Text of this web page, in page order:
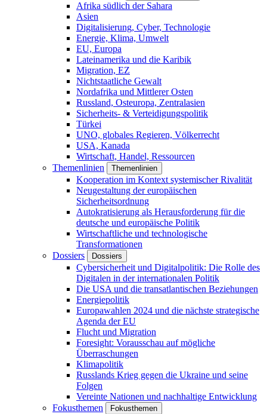
Afrika südlich der Sahara
Asien
Digitalisierung, Cyber, Technologie
Energie, Klima, Umwelt
EU, Europa
Lateinamerika und die Karibik
Migration, EZ
Nichtstaatliche Gewalt
Nordafrika und Mittlerer Osten
Russland, Osteuropa, Zentralasien
Sicherheits- & Verteidigungspolitik
Türkei
UNO, globales Regieren, Völkerrecht
USA, Kanada
Wirtschaft, Handel, Ressourcen
Themenlinien
Themenlinien
Kooperation im Kontext systemischer Rivalität
Neugestaltung der europäischen
Sicherheitsordnung
Autokratisierung als Herausforderung für die
deutsche und europäische Politik
Wirtschaftliche und technologische
Transformationen
Dossiers
Dossiers
Cybersicherheit und Digitalpolitik: Die Rolle des
Digitalen in der internationalen Politik
Die USA und die transatlantischen Beziehungen
Energiepolitik
Europawahlen 2024 und die nächste strategische
Agenda der EU
Flucht und Migration
Foresight: Vorausschau auf mögliche
Überraschungen
Klimapolitik
Russlands Krieg gegen die Ukraine und seine
Folgen
Vereinte Nationen und nachhaltige Entwicklung
Fokusthemen
Fokusthemen